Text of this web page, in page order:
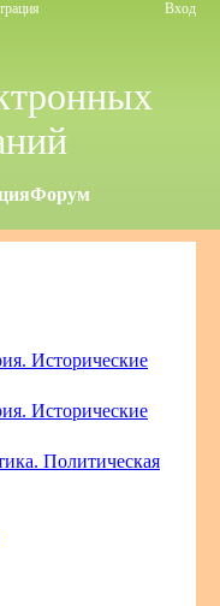
Вход
Форум
Исторические
Исторические
Политическая